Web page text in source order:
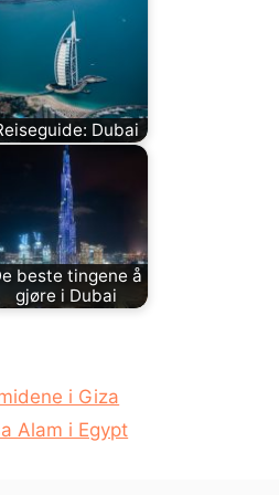
Dubai
beste tingene å
gjøre i Dubai
i Giza
Alam i Egypt